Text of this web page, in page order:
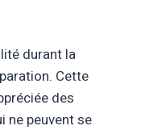
durant la
Cette
des
ne peuvent se